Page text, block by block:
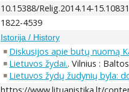
10.15388/Relig.2014.14-15.10831
1822-4539
Istorija / History
Diskusijos apie butų nuomą
Lietuvos žydai.. Vilnius :
Lietuvos žydų žudynių byla:
https://www.lituanistika.lt/